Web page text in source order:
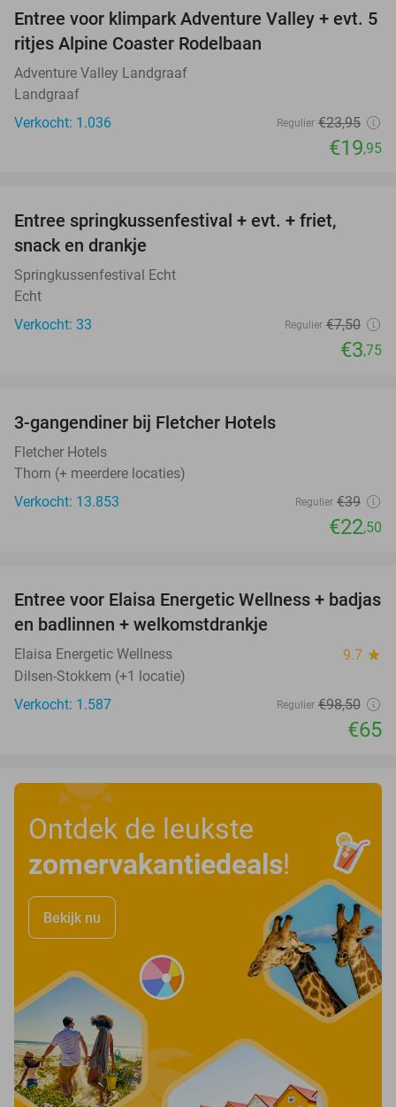
17%
Entree voor klimpark Adventure Valley + evt. 5
ritjes Alpine Coaster Rodelbaan
Adventure Valley Landgraaf
Landgraaf
Verkocht: 1.036
Regulier €23,95
€19,95
Entree springkussenfestival + evt. + friet,
snack en drankje
Springkussenfestival Echt
Echt
Verkocht: 33
Regulier €7,50
€3,75
3-gangendiner bij Fletcher Hotels
Fletcher Hotels
Thorn (+ meerdere locaties)
Verkocht: 13.853
Regulier €39
€22,50
34%
Entree voor Elaisa Energetic Wellness + badjas
en badlinnen + welkomstdrankje
Elaisa Energetic Wellness 9.7 star
Dilsen-Stokkem (+1 locatie)
Verkocht: 1.587
Regulier €98,50
€65
Ontdek de leukste
zomervakantiedeals!
Bekijk nu